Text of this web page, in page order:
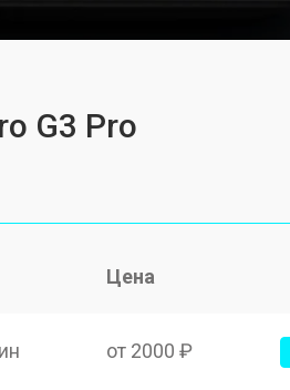
G3 Pro
Цена
от 2000 ₽